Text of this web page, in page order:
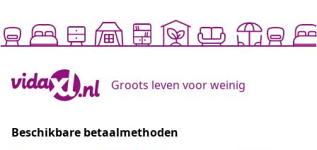
Groots leven voor weinig
Beschikbare betaalmethoden